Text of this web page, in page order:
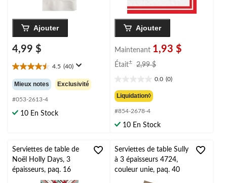
Ajouter
4,99 $
4.5 (40)
4.5
étoile(s)
sur
5.
40
Mieux notes Exclusivité
#053-2613-4
10 En Stock
Ajouter
Maintenant 1,93 $
Était± 2,99 $
2,99 $
0.0 (0)
étoile(s)
sur
5.
Liquidation◊
#854-2678-4
10 En Stock
Serviettes de table de
Noël Holly Days, 3
épaisseurs, paq. 16
Serviettes de table Sully
à 3 épaisseurs 4724,
couleur unie, paq. 40